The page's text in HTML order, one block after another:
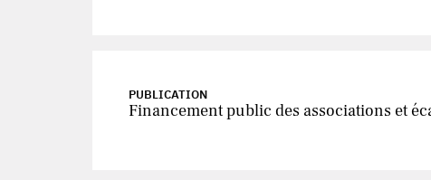
PUBLICATION
Financement public des associations et